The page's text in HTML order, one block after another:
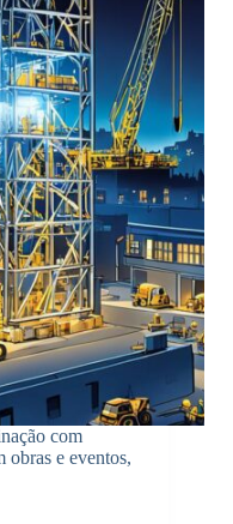
com
obras e eventos,